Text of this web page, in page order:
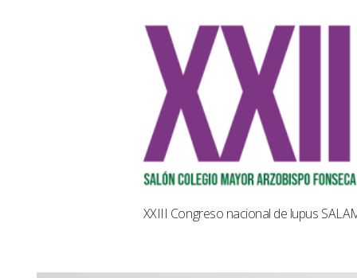
XXIII Congreso nacional de lupus